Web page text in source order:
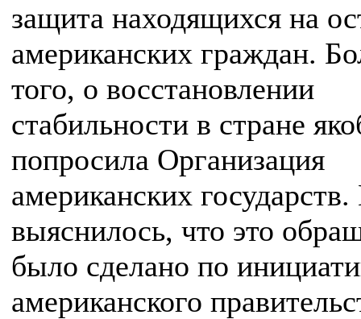
защита находящихся на
американских граждан.
того, о восстановлении
стабильности в стране
попросила Организация
американских
выяснилось, что это
было сделано по
американского